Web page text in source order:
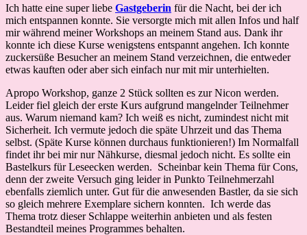
Ich hatte eine super liebe Gastgeberin für die Nacht, bei der ich
mich entspannen konnte. Sie versorgte mich mit allen Infos und half
mir während meiner Workshops an meinem Stand aus. Dank ihr
konnte ich diese Kurse wenigstens entspannt angehen. Ich konnte
zuckersüße Besucher an meinem Stand verzeichnen, die entweder
etwas kauften oder aber sich einfach nur mit mir unterhielten.
Apropo Workshop, ganze 2 Stück sollten es zur Nicon werden.
Leider fiel gleich der erste Kurs aufgrund mangelnder Teilnehmer
aus. Warum niemand kam? Ich weiß es nicht, zumindest nicht mit
Sicherheit. Ich vermute jedoch die späte Uhrzeit und das Thema
selbst. (Späte Kurse können durchaus funktionieren!) Im Normalfall
findet ihr bei mir nur Nähkurse, diesmal jedoch nicht. Es sollte ein
Bastelkurs für Leseecken werden. Scheinbar kein Thema für Cons,
denn der zweite Versuch ging leider in Punkto Teilnehmerzahl
ebenfalls ziemlich unter. Gut für die anwesenden Bastler, da sie sich
so gleich mehrere Exemplare sichern konnten. Ich werde das
Thema trotz dieser Schlappe weiterhin anbieten und als festen
Bestandteil meines Programmes behalten.